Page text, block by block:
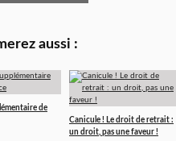
aussi :
de
Canicule ! Le droit de retrait :
un droit, pas une faveur !